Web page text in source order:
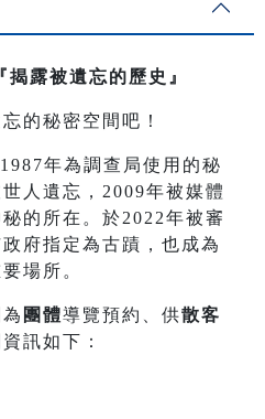
『揭露被遺忘的歷史』
的秘密空間吧！
年為調查局使用的秘
人遺忘，2009年被媒體
的所在。於2022年被審
府指定為古蹟，也成為
場所。
團體導覽預約、供散客
訊如下：